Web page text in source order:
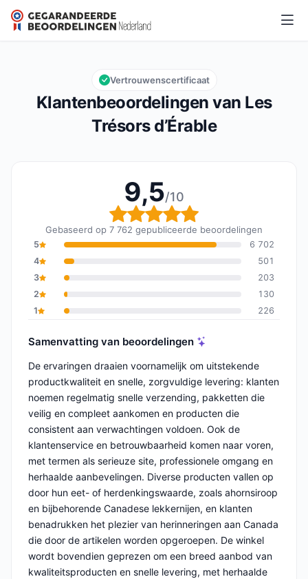
Les Trésors d’Érable
Algemene beoordeling: 9,5 van 10
9,5/10
Klantenbeoordelingen van Les
Trésors d’Érable
Vertrouwenscertificaat
9,5/10
Algemene beoordeling:
Gebaseerd op 7 762 gepubliceerde beoordelingen
5
6 702
4
501
3
203
2
130
1
226
Samenvatting van beoordelingen
De ervaringen draaien voornamelijk om uitstekende
productkwaliteit en snelle, zorgvuldige levering: klanten
noemen regelmatig snelle verzending, pakketten die
veilig en compleet aankomen en producten die
consistent aan verwachtingen voldoen. Ook de
klantenservice en betrouwbaarheid komen naar voren,
met termen als serieuze site, professionele omgang en
herhaalde aanbevelingen. Diverse producten vallen op
door hun eet- of herdenkingswaarde, zoals ahornsiroop
en bijbehorende Canadese lekkernijen, en klanten
benadrukken het plezier van herinneringen aan Canada
die door de artikelen worden opgeroepen. De winkel
wordt bovendien geprezen om een breed aanbod van
kwaliteitsproducten en snelle levering, met herhaalde